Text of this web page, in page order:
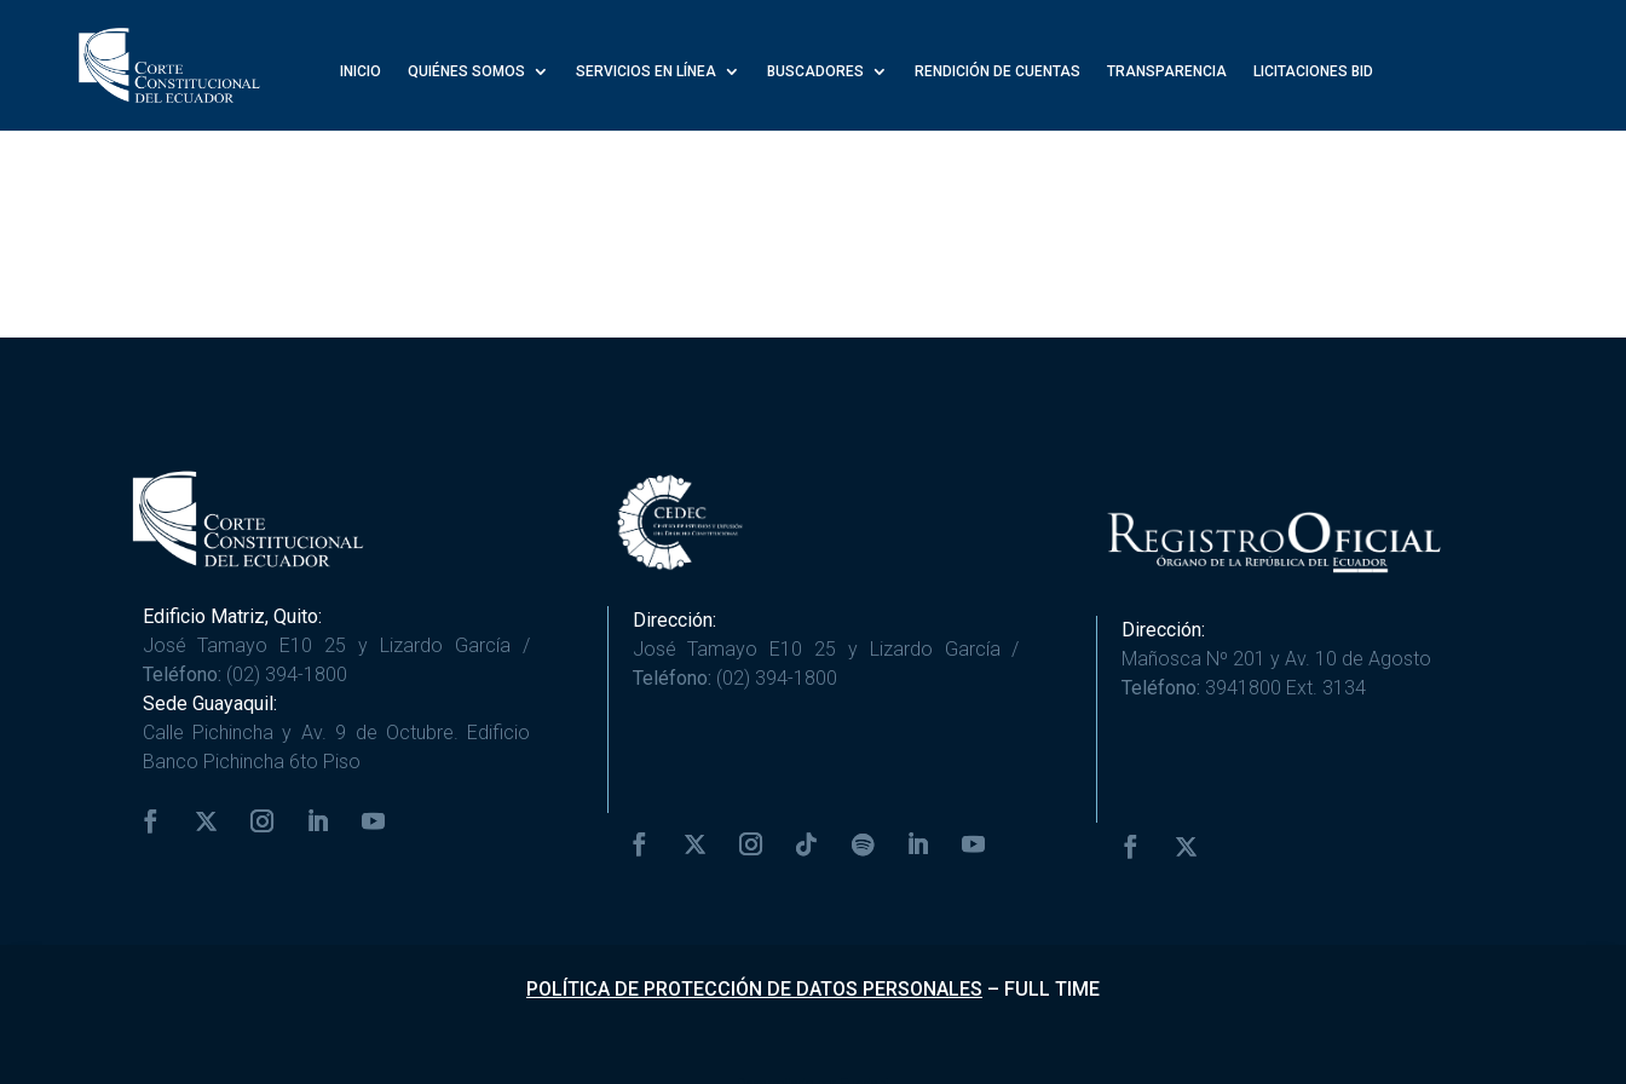
INICIO QUIÉNES SOMOS SERVICIOS EN LÍNEA BUSCADORES RENDICIÓN DE CUENTAS TRANSPARENCIA LICITACIONES BID
Edificio Matriz, Quito:
José Tamayo E10 25 y Lizardo García /
Teléfono: (02) 394-1800
Sede Guayaquil:
Calle Pichincha y Av. 9 de Octubre. Edificio
Banco Pichincha 6to Piso
Dirección:
José Tamayo E10 25 y Lizardo García /
Teléfono: (02) 394-1800
Dirección:
Mañosca Nº 201 y Av. 10 de Agosto
Teléfono: 3941800 Ext. 3134
POLÍTICA DE PROTECCIÓN DE DATOS PERSONALES – FULL TIME